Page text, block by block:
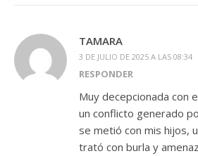
TAMARA
3 DE JULIO DE 2025 A LAS 08:34
RESPONDER
Muy decepcionada con
un conflicto generado
se metió con mis hijos,
trató con burla y